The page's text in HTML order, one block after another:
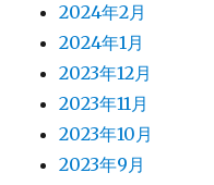
2024年2月
2024年1月
2023年12月
2023年11月
2023年10月
2023年9月